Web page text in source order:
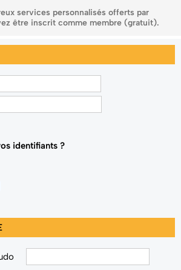
services personnalisés offerts par
être inscrit comme membre (gratuit).
identifiants ?